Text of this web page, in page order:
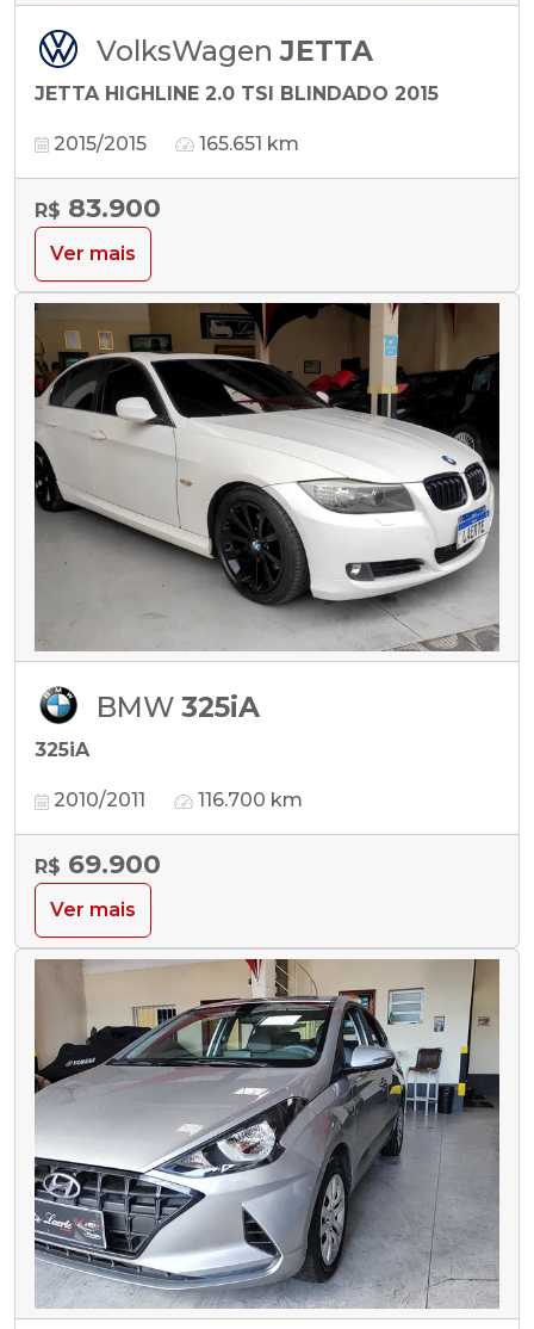
VolksWagenJETTA
JETTA HIGHLINE 2.0 TSI BLINDADO 2015
2015/2015 165.651 km
R$ 83.900
Ver mais
BMW 325iA
325iA
2010/2011 116.700 km
R$ 69.900
Ver mais